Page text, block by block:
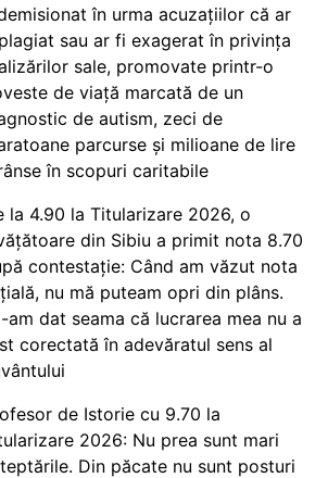
în urma acuzațiilor că ar
sau ar fi exagerat în privința
sale, promovate printr-o
de viață marcată de un
de autism, zeci de
parcurse și milioane de lire
în scopuri caritabile
la 4.90 la Titularizare 2026, o
din Sibiu a primit nota 8.70
contestație: Când am văzut nota
nu mă puteam opri din plâns.
am dat seama că lucrarea mea nu a
corectată în adevăratul sens al
de Istorie cu 9.70 la
2026: Nu prea sunt mari
Din păcate nu sunt posturi